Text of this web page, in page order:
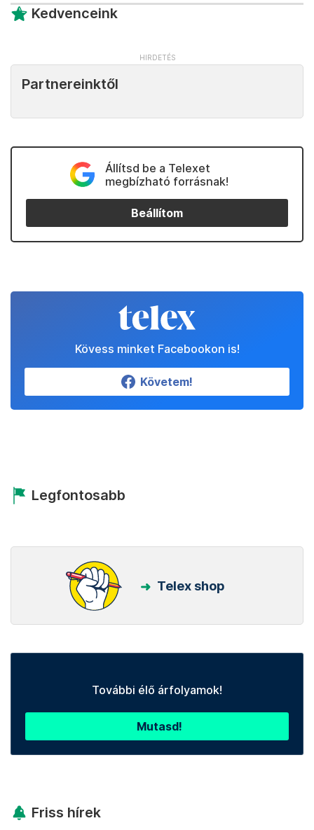
Kedvenceink
Partnereinktől
Állítsd be a Telexet
megbízható forrásnak!
Beállítom
Kövess minket Facebookon is!
Követem!
Legfontosabb
Telex shop
További élő árfolyamok!
Mutasd!
Friss hírek